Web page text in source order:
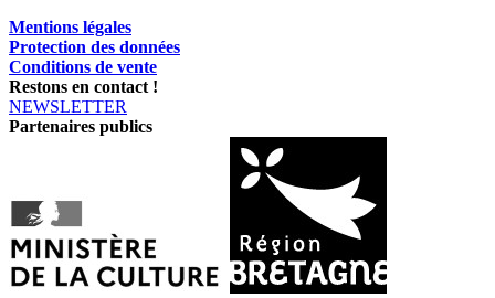
Mentions légales
Protection des données
Conditions de vente
Restons en contact !
NEWSLETTER
Partenaires publics